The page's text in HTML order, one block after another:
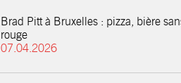
Brad Pitt à Bruxelles : pizza, bière
rouge
07.04.2026